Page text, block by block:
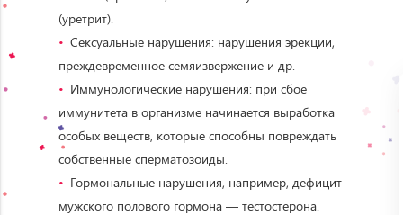
(уретрит).
Сексуальные нарушения: нарушения эрекции,
преждевременное семяизвержение и др.
Иммунологические нарушения: при сбое
иммунитета в организме начинается выработка
особых веществ, которые способны повреждать
собственные сперматозоиды.
Гормональные нарушения, например, дефицит
мужского полового гормона — тестостерона.